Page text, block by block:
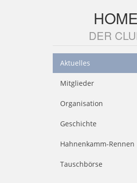
HOME
DER
Aktuelles
Mitglieder
Organisation
Geschichte
Hahnenkamm-Rennen
Tauschbörse